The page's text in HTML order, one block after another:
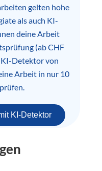
gelten hohe
als auch KI-
deine Arbeit
(ab CHF
Detektor von
Arbeit in nur 10
KI-Detektor